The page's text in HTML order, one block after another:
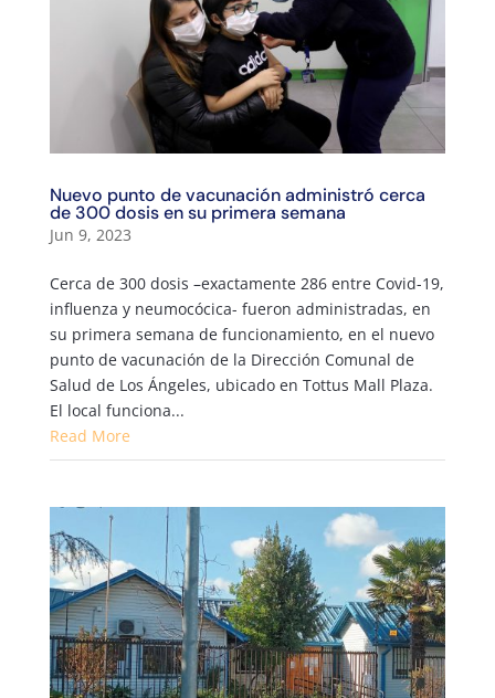
Nuevo punto de vacunación administró cerca
de 300 dosis en su primera semana
Jun 9, 2023
Cerca de 300 dosis –exactamente 286 entre Covid-19,
influenza y neumocócica- fueron administradas, en
su primera semana de funcionamiento, en el nuevo
punto de vacunación de la Dirección Comunal de
Salud de Los Ángeles, ubicado en Tottus Mall Plaza.
El local funciona...
Read More